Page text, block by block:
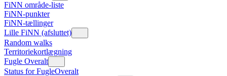
FiNN område-liste
FiNN-punkter
FiNN-tællinger
Lille FiNN (afsluttet)
Random walks
Territoriekortlægning
Fugle Overalt
Status for FugleOveralt